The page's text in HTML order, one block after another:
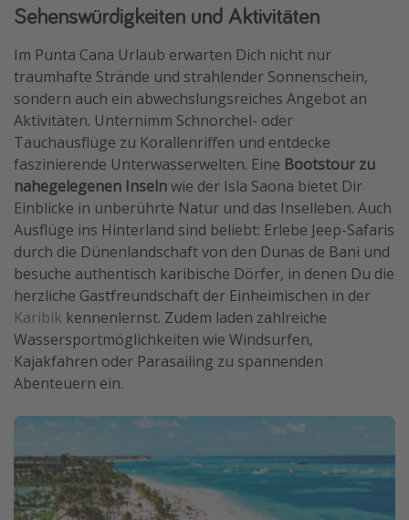
Sehenswürdigkeiten und Aktivitäten
Im Punta Cana Urlaub erwarten Dich nicht nur
traumhafte Strände und strahlender Sonnenschein,
sondern auch ein abwechslungsreiches Angebot an
Aktivitäten. Unternimm Schnorchel- oder
Tauchausflüge zu Korallenriffen und entdecke
faszinierende Unterwasserwelten. Eine Bootstour zu
nahegelegenen Inselnwie der Isla Saona bietet Dir
Einblicke in unberührte Natur und das Inselleben. Auch
Ausflüge ins Hinterland sind beliebt: Erlebe Jeep-Safaris
durch die Dünenlandschaft von den Dunas de Bani und
besuche authentisch karibische Dörfer, in denen Du die
herzliche Gastfreundschaft der Einheimischen in der
Karibik kennenlernst. Zudem laden zahlreiche
Wassersportmöglichkeiten wie Windsurfen,
Kajakfahren oder Parasailing zu spannenden
Abenteuern ein.